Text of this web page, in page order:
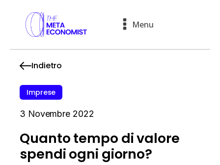
Menu
Indietro
Imprese
3 Novembre 2022
Quanto tempo di valore
spendi ogni giorno?